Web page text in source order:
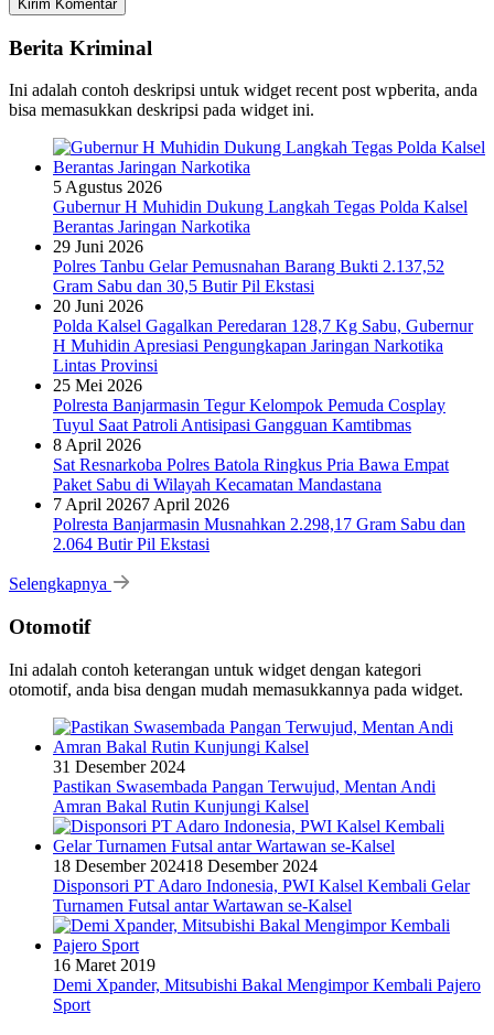
Berita Kriminal
Ini adalah contoh deskripsi untuk widget recent post wpberita, anda
bisa memasukkan deskripsi pada widget ini.
5 Agustus 2026
Gubernur H Muhidin Dukung Langkah Tegas Polda Kalsel
Berantas Jaringan Narkotika
29 Juni 2026
Polres Tanbu Gelar Pemusnahan Barang Bukti 2.137,52
Gram Sabu dan 30,5 Butir Pil Ekstasi
20 Juni 2026
Polda Kalsel Gagalkan Peredaran 128,7 Kg Sabu, Gubernur
H Muhidin Apresiasi Pengungkapan Jaringan Narkotika
Lintas Provinsi
25 Mei 2026
Polresta Banjarmasin Tegur Kelompok Pemuda Cosplay
Tuyul Saat Patroli Antisipasi Gangguan Kamtibmas
8 April 2026
Sat Resnarkoba Polres Batola Ringkus Pria Bawa Empat
Paket Sabu di Wilayah Kecamatan Mandastana
7 April 20267 April 2026
Polresta Banjarmasin Musnahkan 2.298,17 Gram Sabu dan
2.064 Butir Pil Ekstasi
Selengkapnya
Otomotif
Ini adalah contoh keterangan untuk widget dengan kategori
otomotif, anda bisa dengan mudah memasukkannya pada widget.
31 Desember 2024
Pastikan Swasembada Pangan Terwujud, Mentan Andi
Amran Bakal Rutin Kunjungi Kalsel
18 Desember 202418 Desember 2024
Disponsori PT Adaro Indonesia, PWI Kalsel Kembali Gelar
Turnamen Futsal antar Wartawan se-Kalsel
16 Maret 2019
Demi Xpander, Mitsubishi Bakal Mengimpor Kembali Pajero
Sport